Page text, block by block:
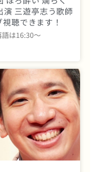
三遊亭志う歌師
聴できます！
は16:30～